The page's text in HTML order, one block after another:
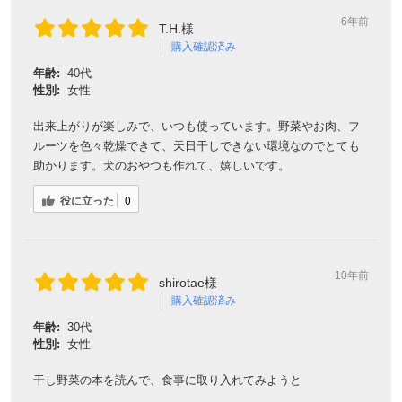
T.H.様
購入確認済み
6年前
年齢: 40代
性別: 女性
出来上がりが楽しみで、いつも使っています。野菜やお肉、フ
ルーツを色々乾燥できて、天日干しできない環境なのでとても
助かります。犬のおやつも作れて、嬉しいです。
役に立った 0
shirotae様
購入確認済み
10年前
年齢: 30代
性別: 女性
干し野菜の本を読んで、食事に取り入れてみようと